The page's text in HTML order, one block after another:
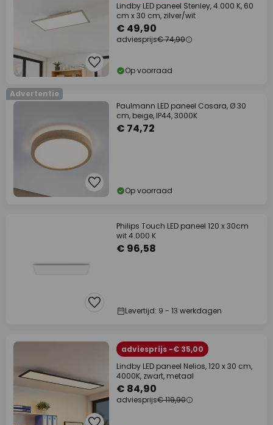
Lindby LED paneel Stenley, 4.000 K, 60
cm x 30 cm, zilver/wit
€ 49,90
adviesprijs€ 74,90
Op voorraad
Advertentie
Paulmann LED paneel Cosara, Ø 30
cm, beige, IP44, 3000K
€ 74,72
Op voorraad
Philips Touch LED paneel 120 x 30cm
wit 4.000 K
€ 96,58
Levertijd: 9 - 13 werkdagen
adviesprijs -€ 35,00
Lindby LED paneel Nelios, 120 x 30 cm,
4000K, zwart, metaal
€ 84,90
adviesprijs€ 119,90